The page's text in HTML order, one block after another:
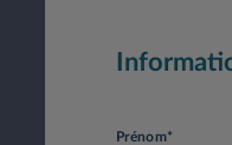
Prénom*